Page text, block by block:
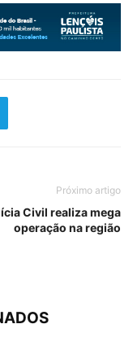
Próximo artigo
Civil realiza mega
operação na região